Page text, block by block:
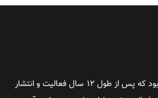
روز آنلاین روزنامه‌ای اینترنتی بود که پس از طول ۱۲ سال فعالیت و انتشار